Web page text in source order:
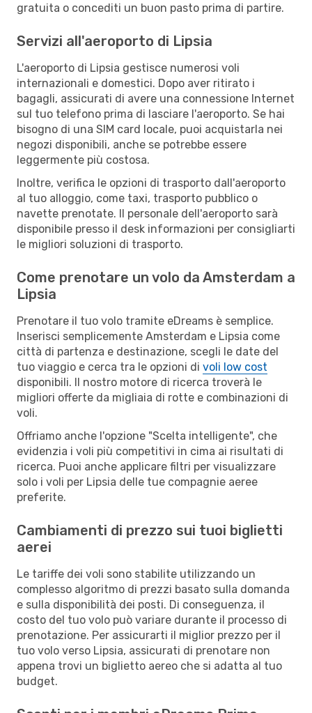
gratuita o concediti un buon pasto prima di partire.
Servizi all'aeroporto di Lipsia
L'aeroporto di Lipsia gestisce numerosi voli
internazionali e domestici. Dopo aver ritirato i
bagagli, assicurati di avere una connessione Internet
sul tuo telefono prima di lasciare l'aeroporto. Se hai
bisogno di una SIM card locale, puoi acquistarla nei
negozi disponibili, anche se potrebbe essere
leggermente più costosa.
Inoltre, verifica le opzioni di trasporto dall'aeroporto
al tuo alloggio, come taxi, trasporto pubblico o
navette prenotate. Il personale dell'aeroporto sarà
disponibile presso il desk informazioni per consigliarti
le migliori soluzioni di trasporto.
Come prenotare un volo da Amsterdam a
Lipsia
Prenotare il tuo volo tramite eDreams è semplice.
Inserisci semplicemente Amsterdam e Lipsia come
città di partenza e destinazione, scegli le date del
tuo viaggio e cerca tra le opzioni di voli low cost
disponibili. Il nostro motore di ricerca troverà le
migliori offerte da migliaia di rotte e combinazioni di
voli.
Offriamo anche l'opzione "Scelta intelligente", che
evidenzia i voli più competitivi in cima ai risultati di
ricerca. Puoi anche applicare filtri per visualizzare
solo i voli per Lipsia delle tue compagnie aeree
preferite.
Cambiamenti di prezzo sui tuoi biglietti
aerei
Le tariffe dei voli sono stabilite utilizzando un
complesso algoritmo di prezzi basato sulla domanda
e sulla disponibilità dei posti. Di conseguenza, il
costo del tuo volo può variare durante il processo di
prenotazione. Per assicurarti il miglior prezzo per il
tuo volo verso Lipsia, assicurati di prenotare non
appena trovi un biglietto aereo che si adatta al tuo
budget.